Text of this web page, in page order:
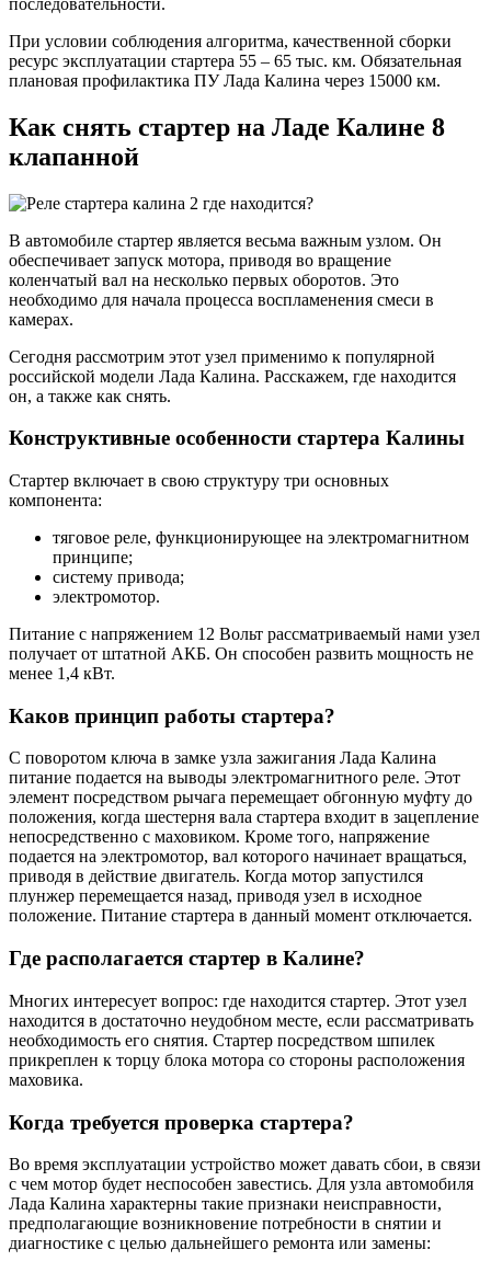
При условии соблюдения алгоритма, качественной сборки
ресурс эксплуатации стартера 55 – 65 тыс. км. Обязательная
плановая профилактика ПУ Лада Калина через 15000 км.
Как снять стартер на Ладе Калине 8
клапанной
В автомобиле стартер является весьма важным узлом. Он
обеспечивает запуск мотора, приводя во вращение
коленчатый вал на несколько первых оборотов. Это
необходимо для начала процесса воспламенения смеси в
камерах.
Сегодня рассмотрим этот узел применимо к популярной
российской модели Лада Калина. Расскажем, где находится
он, а также как снять.
Конструктивные особенности стартера Калины
Стартер включает в свою структуру три основных
компонента:
тяговое реле, функционирующее на электромагнитном
принципе;
систему привода;
электромотор.
Питание с напряжением 12 Вольт рассматриваемый нами узел
получает от штатной АКБ. Он способен развить мощность не
менее 1,4 кВт.
Каков принцип работы стартера?
С поворотом ключа в замке узла зажигания Лада Калина
питание подается на выводы электромагнитного реле. Этот
элемент посредством рычага перемещает обгонную муфту до
положения, когда шестерня вала стартера входит в зацепление
непосредственно с маховиком. Кроме того, напряжение
подается на электромотор, вал которого начинает вращаться,
приводя в действие двигатель. Когда мотор запустился
плунжер перемещается назад, приводя узел в исходное
положение. Питание стартера в данный момент отключается.
Где располагается стартер в Калине?
Многих интересует вопрос: где находится стартер. Этот узел
находится в достаточно неудобном месте, если рассматривать
необходимость его снятия. Стартер посредством шпилек
прикреплен к торцу блока мотора со стороны расположения
маховика.
Когда требуется проверка стартера?
Во время эксплуатации устройство может давать сбои, в связи
с чем мотор будет неспособен завестись. Для узла автомобиля
Лада Калина характерны такие признаки неисправности,
предполагающие возникновение потребности в снятии и
диагностике с целью дальнейшего ремонта или замены: